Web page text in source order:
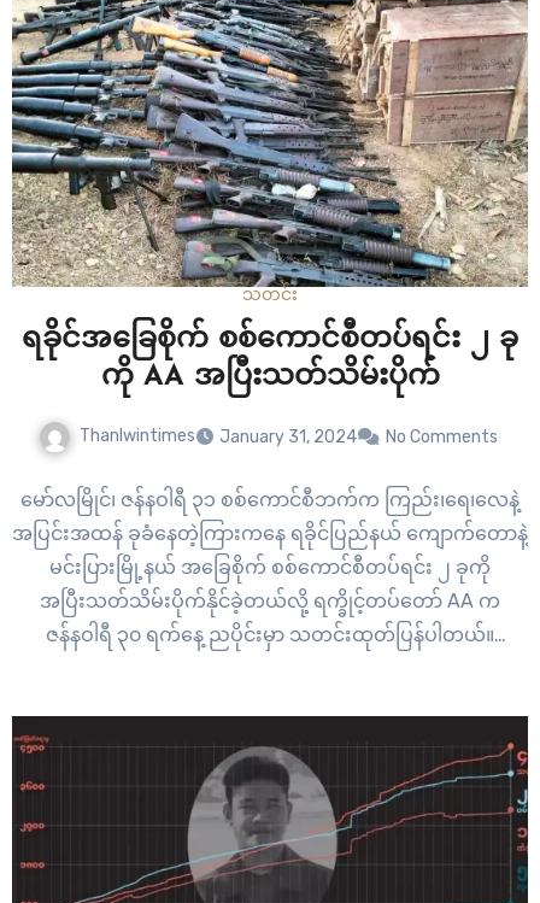
သတင်း
ရခိုင်အခြေစိုက် စစ်ကောင်စီတပ်ရင်း ၂ ခု
ကို AA အပြီးသတ်သိမ်းပိုက်
Thanlwintimes January 31, 2024 No Comments
မော်လမြိုင်၊ ဇန်နဝါရီ ၃၁ စစ်ကောင်စီဘက်က ကြည်း၊ရေ၊လေနဲ့
အပြင်းအထန် ခုခံနေတဲ့ကြားကနေ ရခိုင်ပြည်နယ် ကျောက်တောနဲ့
မင်းပြားမြို့နယ် အခြေစိုက် စစ်ကောင်စီတပ်ရင်း ၂ ခုကို
အပြီးသတ်သိမ်းပိုက်နိုင်ခဲ့တယ်လို့ ရက္ခိုင့်တပ်တော် AA က
ဇန်နဝါရီ ၃၀ ရက်နေ့ ညပိုင်းမှာ သတင်းထုတ်ပြန်ပါတယ်။